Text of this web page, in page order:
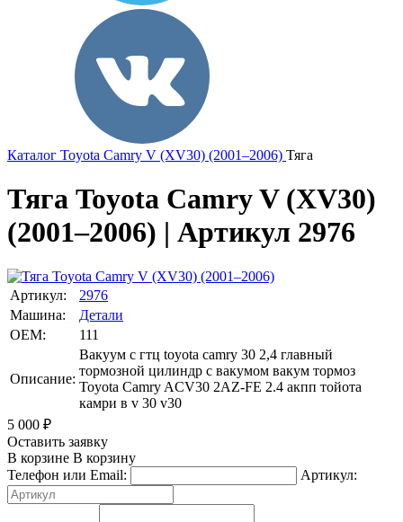
Каталог Toyota Camry V (XV30) (2001–2006) Тяга
Тяга Toyota Camry V (XV30)
(2001–2006) | Артикул 2976
Артикул:
2976
Машина:
Детали
OEM:
111
Описание:
Вакуум с гтц toyota camry 30 2,4 главный
тормозной цилиндр с вакумом вакум тормоз
Toyota Camry ACV30 2AZ-FE 2.4 акпп тойота
камри в v 30 v30
5 000 ₽
Оставить заявку
В корзине В корзину
Телефон или Email:
Артикул: